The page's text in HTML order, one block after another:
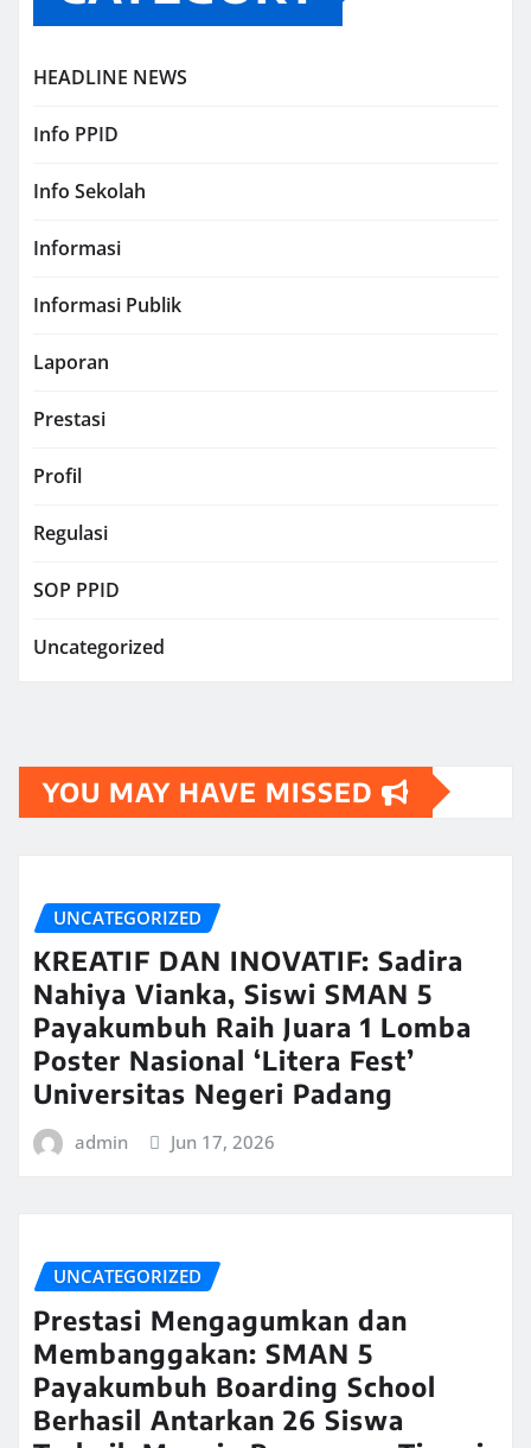
HEADLINE NEWS
Info PPID
Info Sekolah
Informasi
Informasi Publik
Laporan
Prestasi
Profil
Regulasi
SOP PPID
Uncategorized
YOU MAY HAVE MISSED
UNCATEGORIZED
KREATIF DAN INOVATIF: Sadira
Nahiya Vianka, Siswi SMAN 5
Payakumbuh Raih Juara 1 Lomba
Poster Nasional ‘Litera Fest’
Universitas Negeri Padang
admin Jun 17, 2026
UNCATEGORIZED
Prestasi Mengagumkan dan
Membanggakan: SMAN 5
Payakumbuh Boarding School
Berhasil Antarkan 26 Siswa